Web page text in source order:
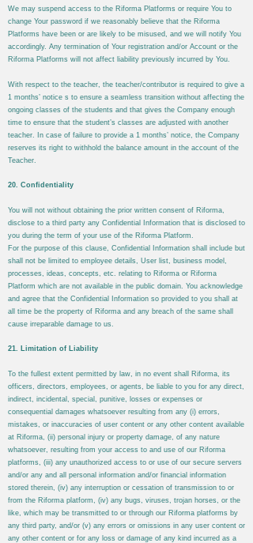
We may suspend access to the Riforma Platforms or require You to
change Your password if we reasonably believe that the Riforma
Platforms have been or are likely to be misused, and we will notify You
accordingly. Any termination of Your registration and/or Account or the
Riforma Platforms will not affect liability previously incurred by You.
With respect to the teacher, the teacher/contributor is required to give a
1 months’ notice s to ensure a seamless transition without affecting the
ongoing classes of the students and that gives the Company enough
time to ensure that the student’s classes are adjusted with another
teacher. In case of failure to provide a 1 months’ notice, the Company
reserves its right to withhold the balance amount in the account of the
Teacher.
20. Confidentiality
You will not without obtaining the prior written consent of Riforma,
disclose to a third party any Confidential Information that is disclosed to
you during the term of your use of the Riforma Platform.
For the purpose of this clause, Confidential Information shall include but
shall not be limited to employee details, User list, business model,
processes, ideas, concepts, etc. relating to Riforma or Riforma
Platform which are not available in the public domain. You acknowledge
and agree that the Confidential Information so provided to you shall at
all time be the property of Riforma and any breach of the same shall
cause irreparable damage to us.
21. Limitation of Liability
To the fullest extent permitted by law, in no event shall Riforma, its
officers, directors, employees, or agents, be liable to you for any direct,
indirect, incidental, special, punitive, losses or expenses or
consequential damages whatsoever resulting from any (i) errors,
mistakes, or inaccuracies of user content or any other content available
at Riforma, (ii) personal injury or property damage, of any nature
whatsoever, resulting from your access to and use of our Riforma
platforms, (iii) any unauthorized access to or use of our secure servers
and/or any and all personal information and/or financial information
stored therein, (iv) any interruption or cessation of transmission to or
from the Riforma platform, (iv) any bugs, viruses, trojan horses, or the
like, which may be transmitted to or through our Riforma platforms by
any third party, and/or (v) any errors or omissions in any user content or
any other content or for any loss or damage of any kind incurred as a